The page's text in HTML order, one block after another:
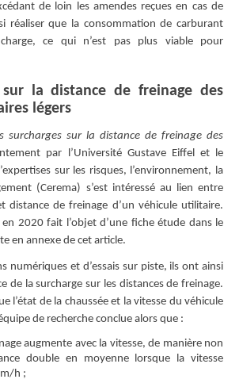
de loin les amendes reçues en cas de
réaliser que la consommation de carburant
ce qui n’est pas plus viable pour
sur la distance de freinage des
légers
surcharges sur la distance de freinage des
par l’Université Gustave Eiffel et le
sur les risques, l’environnement, la
(Cerema) s’est intéressé au lien entre
distance de freinage d’un véhicule utilitaire.
2020 fait l’objet d’une fiche étude dans le
en annexe de cet article.
numériques et d’essais sur piste, ils ont ainsi
de la surcharge sur les distances de freinage.
l’état de la chaussée et la vitesse du véhicule
de recherche conclue alors que :
augmente avec la vitesse, de manière non
double en moyenne lorsque la vitesse
h ;